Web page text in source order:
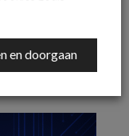
Partners EMEA en
en doorgaan